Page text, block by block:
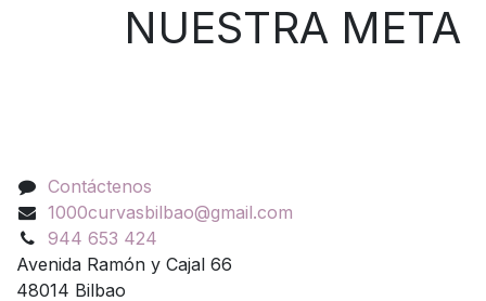
NUESTRA META
Contáctenos
1000curvasbilbao@gmail.com
944 653 424
Avenida Ramón y Cajal 66
48014 Bilbao